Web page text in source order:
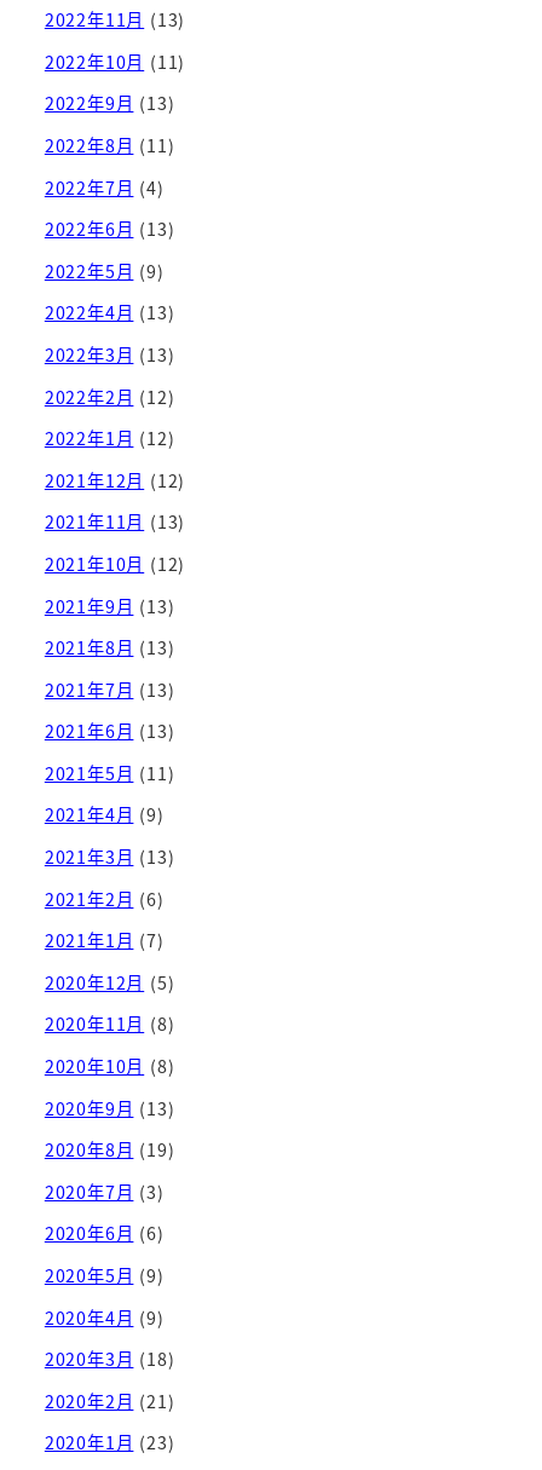
2022年11月 (13)
2022年10月 (11)
2022年9月 (13)
2022年8月 (11)
2022年7月 (4)
2022年6月 (13)
2022年5月 (9)
2022年4月 (13)
2022年3月 (13)
2022年2月 (12)
2022年1月 (12)
2021年12月 (12)
2021年11月 (13)
2021年10月 (12)
2021年9月 (13)
2021年8月 (13)
2021年7月 (13)
2021年6月 (13)
2021年5月 (11)
2021年4月 (9)
2021年3月 (13)
2021年2月 (6)
2021年1月 (7)
2020年12月 (5)
2020年11月 (8)
2020年10月 (8)
2020年9月 (13)
2020年8月 (19)
2020年7月 (3)
2020年6月 (6)
2020年5月 (9)
2020年4月 (9)
2020年3月 (18)
2020年2月 (21)
2020年1月 (23)